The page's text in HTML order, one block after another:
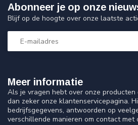
Meer informatie
Als je vragen hebt over onze producten
dan zeker onze klantenservicepagina.
bedrijfsgegevens, antwoorden op
verschillende manieren om contact met
Abonneer je op onze
Blijf op de hoogte over onze laatste